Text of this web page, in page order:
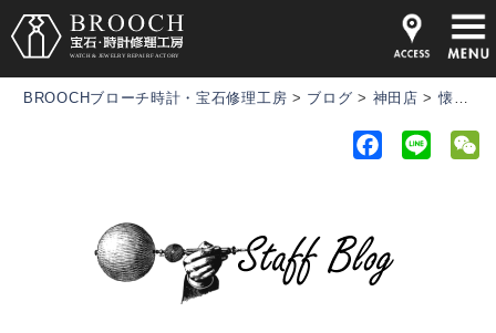
BROOCHブローチ時計・宝石修理工房 > ブログ > 神田店 >懐中時計といえばWaltham（ウォルサム）！手巻き式アンティークウォッチはブローチ時計修理工房神田店で販売中♪
b